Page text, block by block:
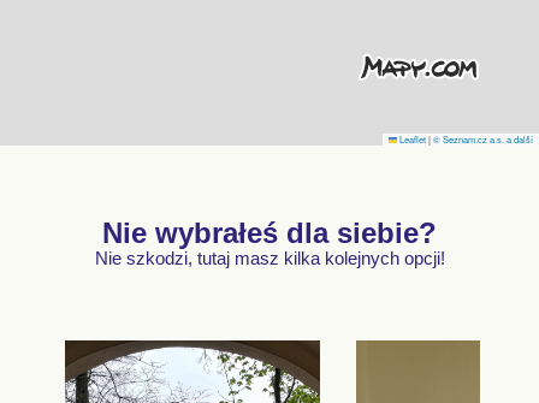
Leaflet|© Seznam.cz a.s. a další
Nie wybrałeś dla siebie?
Nie szkodzi, tutaj masz kilka kolejnych opcji!